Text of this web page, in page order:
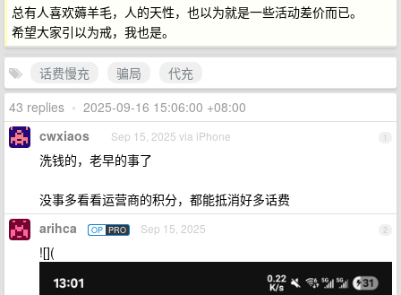
总有人喜欢薅羊毛，人的天性，也以为就是一些活动差价而已。
希望大家引以为戒，我也是。
话费慢充 骗局
代充
43 replies • 2025-09-16 15:06:00 +08:00
1
cwxiaos Sep 15, 2025 via iPhone
洗钱的，老早的事了
没事多看看运营商的积分，都能抵消好多话费
2
arihca OP PRO Sep 15, 2025
![](